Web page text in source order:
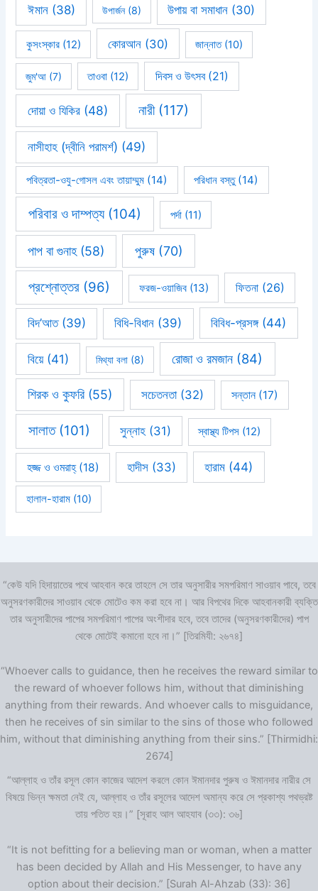
ঈমান(38) উপার্জন(8) উপায় বা সমাধান (30)
কুসংস্কার(12) কোরআন (30) জান্নাত(10)
জুম'আ (7) তাওবা (12) দিবস ও উৎসব(21)
দোয়া ও যিকির (48) নারী(117)
নাসীহাহ (দ্বীনি পরামর্শ) (49)
পবিত্রতা-ওযু-গোসল এবং তায়াম্মুম (14) পরিধান বস্তু(14)
পরিবার ও দাম্পত্য(104) পর্দা(11)
পাপ বা গুনাহ(58) পুরুষ(70)
প্রশ্নোত্তর (96) ফরজ-ওয়াজিব(13) ফিতনা(26)
বিদ’আত(39) বিধি-বিধান (39) বিবিধ-প্রসঙ্গ(44)
বিয়ে(41) মিথ্যা বলা(8) রোজা ও রমজান (84)
শিরক ও কুফরি(55) সচেতনতা(32) সন্তান(17)
সালাত(101) সুন্নাহ (31) স্বাস্থ্য টিপস (12)
হজ্জ ও ওমরাহ্‌(18) হাদীস(33) হারাম (44)
হালাল-হারাম(10)
“কেউ যদি হিদায়াতের পথে আহবান করে তাহলে সে তার অনুসারীর সমপরিমাণ সাওয়াব পাবে, তবে
অনুসরণকারীদের সাওয়াব থেকে মোটেও কম করা হবে না। আর বিপথের দিকে আহবানকারী ব্যক্তি
তার অনুসারীদের পাপের সমপরিমাণ পাপের অংশীদার হবে, তবে তাদের (অনুসরণকারীদের) পাপ
থেকে মোটেই কমানো হবে না।” [তিরমিযী: ২৬৭৪]
“Whoever calls to guidance, then he receives the reward similar to
the reward of whoever follows him, without that diminishing
anything from their rewards. And whoever calls to misguidance,
then he receives of sin similar to the sins of those who followed
him, without that diminishing anything from their sins.” [Thirmidhi:
2674]
“আল্লাহ ও তাঁর রসূল কোন কাজের আদেশ করলে কোন ঈমানদার পুরুষ ও ঈমানদার নারীর সে
বিষয়ে ভিন্ন ক্ষমতা নেই যে, আল্লাহ ও তাঁর রসূলের আদেশ অমান্য করে সে প্রকাশ্য পথভ্রষ্ট
তায় পতিত হয়।” [সূরাহ আল আহযাব (৩৩): ৩৬]
“It is not befitting for a believing man or woman, when a matter
has been decided by Allah and His Messenger, to have any
option about their decision.” [Surah Al-Ahzab (33): 36]